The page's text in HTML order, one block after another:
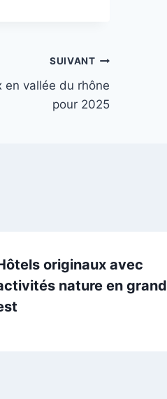
SUIVANT
en vallée du rhône
pour 2025
originaux avec
nature en grand